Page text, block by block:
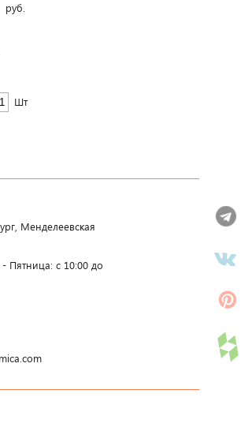
руб.
Шт
Менделеевская
Пятница: c 10:00 до